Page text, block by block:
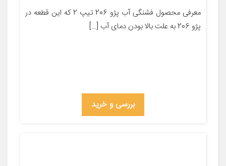
معرفی محصول فشنگی آب پژو 206 تیپ 2 که این قطعه در
پژو 206 به علت بالا بودن دمای آب […]
بررسی و خرید